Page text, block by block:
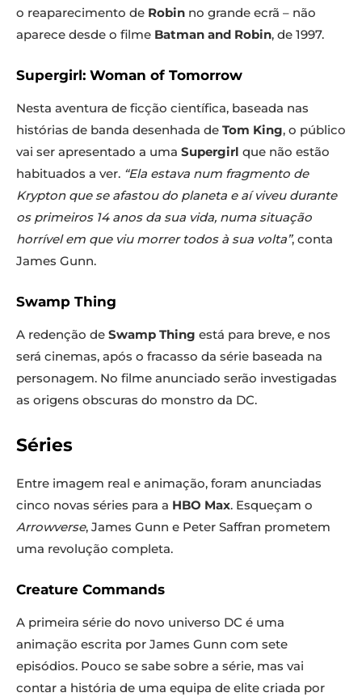
o reaparecimento de Robin no grande ecrã – não
aparece desde o filme Batman and Robin, de 1997.
Supergirl: Woman of Tomorrow
Nesta aventura de ficção científica, baseada nas
histórias de banda desenhada de Tom King, o público
vai ser apresentado a uma Supergirl que não estão
habituados a ver. “Ela estava num fragmento de
Krypton que se afastou do planeta e aí viveu durante
os primeiros 14 anos da sua vida, numa situação
horrível em que viu morrer todos à sua volta”, conta
James Gunn.
Swamp Thing
A redenção de Swamp Thing está para breve, e nos
será cinemas, após o fracasso da série baseada na
personagem. No filme anunciado serão investigadas
as origens obscuras do monstro da DC.
Séries
Entre imagem real e animação, foram anunciadas
cinco novas séries para a HBO Max. Esqueçam o
Arrowverse, James Gunn e Peter Saffran prometem
uma revolução completa.
Creature Commands
A primeira série do novo universo DC é uma
animação escrita por James Gunn com sete
episódios. Pouco se sabe sobre a série, mas vai
contar a história de uma equipa de elite criada por